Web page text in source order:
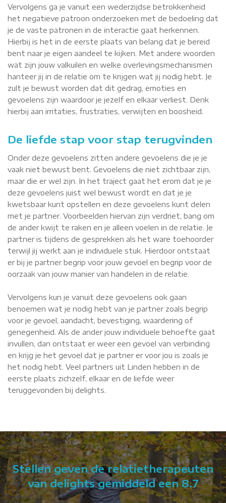
Vervolgens ga je vanuit een wederzijdse betrokkenheid
het negatieve patroon onderzoeken met de bedoeling dat
je de vaste patronen in de interactie gaat herkennen.
Hierbij is het in de eerste plaats van belang dat je bereid
bent naar je eigen aandeel te kijken. Met andere woorden
wat zijn jouw valkuilen en welke overlevingsmechanismen
hanteer jij in de relatie om te krijgen wat jij nodig hebt. Je
zult je bewust worden dat dit gedrag, emoties en
gevoelens zijn waardoor je jezelf en elkaar verliest. Denk
hierbij aan irritaties, frustraties, verwijten en boosheid.
De liefde stap voor stap terugvinden
Onder deze gevoelens zitten andere gevoelens die je je
vaak niet bewust bent. Gevoelens die niet zichtbaar zijn,
maar die er wel zijn. In het traject gaat het erom dat je je
deze gevoelens juist wel bewust wordt en dat je je
kwetsbaar kunt opstellen en deze gevoelens kunt delen
met je partner. Voorbeelden hiervan zijn verdriet, bang om
de ander kwijt te raken en je alleen voelen in de relatie. Je
partner is tijdens de gesprekken als het ware toehoorder
terwijl jij werkt aan je individuele stuk. Hierdoor ontstaat
er bij je partner begrip voor jouw gevoel en begrip voor de
oorzaak van jouw manier van handelen in de relatie.
Vervolgens kun je vanuit deze gevoelens ook gaan
benoemen wat je nodig hebt van je partner zoals begrip
voor je gevoel, aandacht, bevestiging, waardering of
genegenheid. Als de ander jouw individuele behoefte gaat
invullen, dan ontstaat er weer een gevoel van verbinding
en krijg je het gevoel dat je partner er voor jou is zoals je
het nodig hebt. Veel partners uit Linden hebben in de
eerste plaats zichzelf, elkaar en de liefde weer
teruggevonden bij delights.
Stellen geven de relatietherapeuten
van delights gemiddeld een 8.7